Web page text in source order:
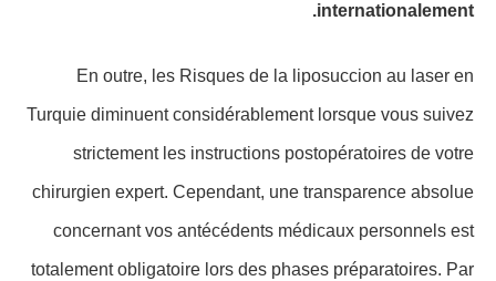
internationalement.
En outre, les Risques de la liposuccion au laser en
Turquie diminuent considérablement lorsque vous suivez
strictement les instructions postopératoires de votre
chirurgien expert. Cependant, une transparence absolue
concernant vos antécédents médicaux personnels est
totalement obligatoire lors des phases préparatoires. Par